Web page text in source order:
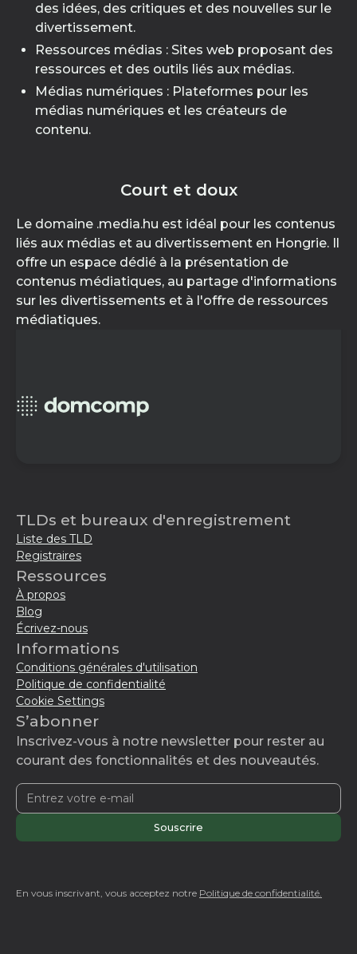
des idées, des critiques et des nouvelles sur le
divertissement.
Ressources médias : Sites web proposant des
ressources et des outils liés aux médias.
Médias numériques : Plateformes pour les
médias numériques et les créateurs de
contenu.
Court et doux
Le domaine .media.hu est idéal pour les contenus
liés aux médias et au divertissement en Hongrie. Il
offre un espace dédié à la présentation de
contenus médiatiques, au partage d'informations
sur les divertissements et à l'offre de ressources
médiatiques.
TLDs et bureaux d'enregistrement
Liste des TLD
Registraires
Ressources
À propos
Blog
Écrivez-nous
Informations
Conditions générales d'utilisation
Politique de confidentialité
Cookie Settings
S’abonner
Inscrivez-vous à notre newsletter pour rester au
courant des fonctionnalités et des nouveautés.
En vous inscrivant, vous acceptez notre Politique de confidentialité.